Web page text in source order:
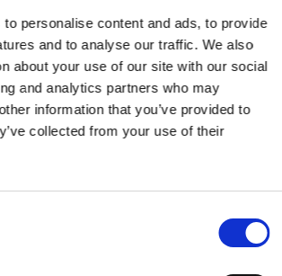
personalise content and ads, to provide
and to analyse our traffic. We also
about your use of our site with our social
and analytics partners who may
information that you’ve provided to
collected from your use of their